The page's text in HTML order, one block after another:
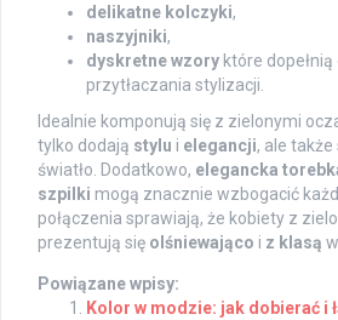
delikatne kolczyki,
naszyjniki,
dyskretne wzory które dopełnią
przytłaczania stylizacji.
Idealnie komponują się z zielonymi
tylko dodają stylu i elegancji, ale
światło. Dodatkowo, elegancka
szpilki mogą znacznie wzbogacić
połączenia sprawiają, że kobiety z
prezentują się olśniewająco i z klasą
Powiązane wpisy:
Kolor w modzie: jak dobierać i